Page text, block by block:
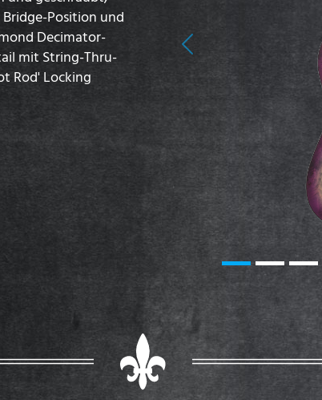
Position und
Decimator-
mit String-Thru-
Rod' Locking
Previous